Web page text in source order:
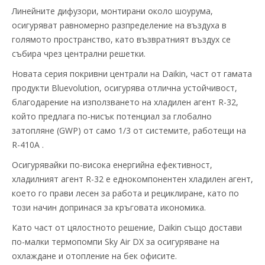
Линейните дифузори, монтирани около шоурума,
осигуряват равномерно разпределение на въздуха в
голямото пространство, като възвратният въздух се
събира чрез централни решетки.
Новата серия покривни централи на Daikin, част от гамата
продукти Bluevolution, осигурява отлична устойчивост,
благодарение на използването на хладилен агент R-32,
който предлага по-нисък потенциал за глобално
затопляне (GWP) от само 1/3 от системите, работещи на
R-410A .
Осигурявайки по-висока енергийна ефективност,
хладилният агент R-32 е еднокомпонентен хладилен агент,
което го прави лесен за работа и рециклиране, като по
този начин допринася за кръговата икономика.
Като част от цялостното решение, Daikin също достави
по-малки термопомпи Sky Air DX за осигуряване на
охлаждане и отопление на бек офисите.